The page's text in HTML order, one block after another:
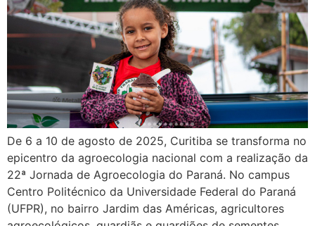
De 6 a 10 de agosto de 2025, Curitiba se transforma no
epicentro da agroecologia nacional com a realização da
22ª Jornada de Agroecologia do Paraná. No campus
Centro Politécnico da Universidade Federal do Paraná
(UFPR), no bairro Jardim das Américas, agricultores